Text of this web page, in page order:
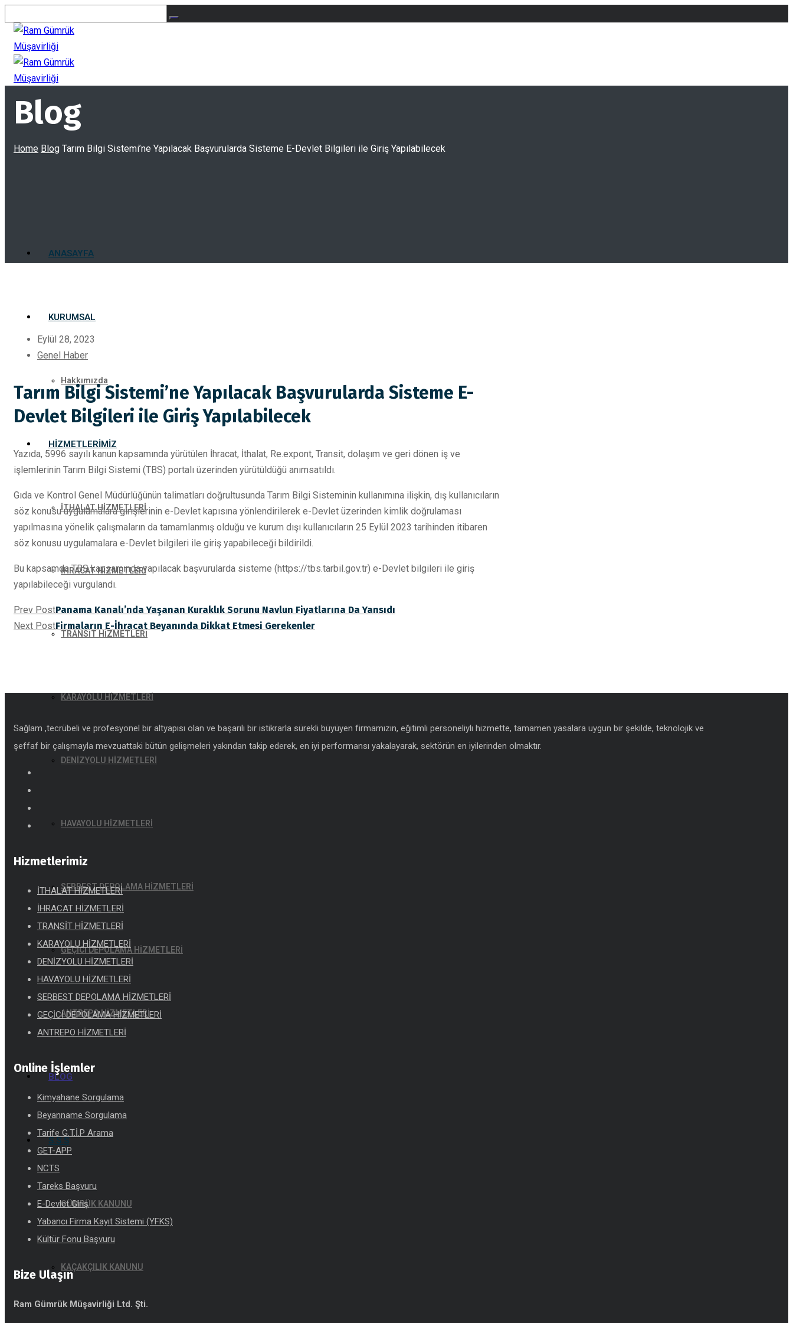
ANASAYFA
KURUMSAL
Hakkımızda
HIZMETLERIMIZ
İTHALAT HİZMETLERİ
İHRACAT HİZMETLERİ
TRANSİT HİZMETLERİ
KARAYOLU HİZMETLERİ
DENİZYOLU HİZMETLERİ
HAVAYOLU HİZMETLERİ
SERBEST DEPOLAMA HİZMETLERİ
GEÇİCİ DEPOLAMA HİZMETLERİ
ANTREPO HİZMETLERİ
BLOG
S.S.S
GÜMRÜK KANUNU
KAÇAKÇILIK KANUNU
Blog
Home Blog Tarım Bilgi Sistemi’ne Yapılacak Başvurularda Sisteme E-Devlet Bilgileri ile Giriş Yapılabilecek
Eylül 28, 2023
Genel Haber
Tarım Bilgi Sistemi’ne Yapılacak Başvurularda Sisteme E-
Devlet Bilgileri ile Giriş Yapılabilecek
Yazıda, 5996 sayılı kanun kapsamında yürütülen İhracat, İthalat, Re.expont, Transit, dolaşım ve geri dönen iş ve
işlemlerinin Tarım Bilgi Sistemi (TBS) portalı üzerinden yürütüldüğü anımsatıldı.
Gıda ve Kontrol Genel Müdürlüğünün talimatları doğrultusunda Tarım Bilgi Sisteminin kullanımına ilişkin, dış kullanıcıların
söz konusu uygulamalara girişlerinin e-Devlet kapısına yönlendirilerek e-Devlet üzerinden kimlik doğrulaması
yapılmasına yönelik çalışmaların da tamamlanmış olduğu ve kurum dışı kullanıcıların 25 Eylül 2023 tarihinden itibaren
söz konusu uygulamalara e-Devlet bilgileri ile giriş yapabileceği bildirildi.
Bu kapsamda TBS kapsamında yapılacak başvurularda sisteme (https://tbs.tarbil.gov.tr) e-Devlet bilgileri ile giriş
yapılabileceği vurgulandı.
Prev PostPanama Kanalı’nda Yaşanan Kuraklık Sorunu Navlun Fiyatlarına Da Yansıdı
Next PostFirmaların E-İhracat Beyanında Dikkat Etmesi Gerekenler
Sağlam ,tecrübeli ve profesyonel bir altyapısı olan ve başarılı bir istikrarla sürekli büyüyen firmamızın, eğitimli personeliylı hizmette, tamamen yasalara uygun bir şekilde, teknolojik ve
şeffaf bir çalışmayla mevzuattaki bütün gelişmeleri yakından takip ederek, en iyi performansı yakalayarak, sektörün en iyilerinden olmaktır.
Hizmetlerimiz
İTHALAT HİZMETLERİ
İHRACAT HİZMETLERİ
TRANSİT HİZMETLERİ
KARAYOLU HİZMETLERİ
DENİZYOLU HİZMETLERİ
HAVAYOLU HİZMETLERİ
SERBEST DEPOLAMA HİZMETLERİ
GEÇİCİ DEPOLAMA HİZMETLERİ
ANTREPO HİZMETLERİ
Online İşlemler
Kimyahane Sorgulama
Beyanname Sorgulama
Tarife G.T.İ.P Arama
GET-APP
NCTS
Tareks Başvuru
E-Devlet Giriş
Yabancı Firma Kayıt Sistemi (YFKS)
Kültür Fonu Başvuru
Bize Ulaşın
Ram Gümrük Müşavirliği Ltd. Şti.